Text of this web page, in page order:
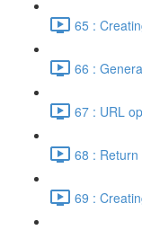
65 :
66 :
67 : URL
68 :
69 :